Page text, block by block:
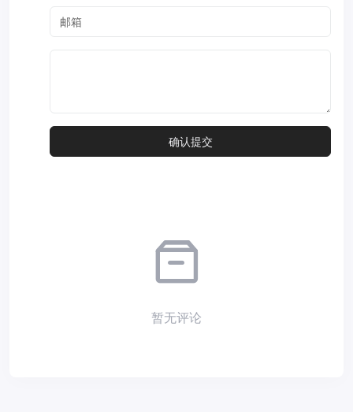
暂无评论